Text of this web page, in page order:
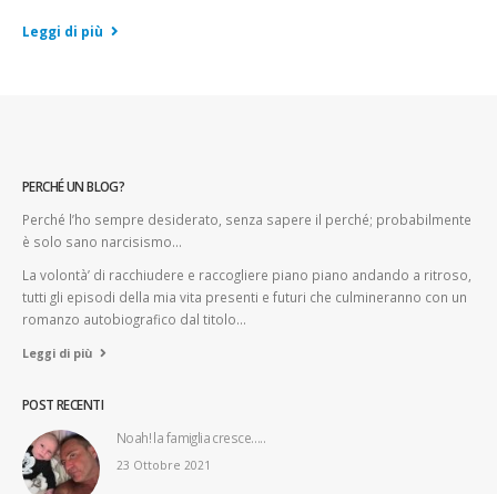
Leggi di più
PERCHÉ UN BLOG?
Perché l’ho sempre desiderato, senza sapere il perché; probabilmente
è solo sano narcisismo…
La volontà’ di racchiudere e raccogliere piano piano andando a ritroso,
tutti gli episodi della mia vita presenti e futuri che culmineranno con un
romanzo autobiografico dal titolo…
Leggi di più
POST RECENTI
Noah! la famiglia cresce…..
23 Ottobre 2021